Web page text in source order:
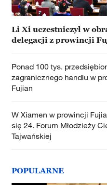
Li Xi uczestniczył w
delegacji z prowincji
Ponad 100 tys.
zagranicznego handlu w
Fujian
W Xiamen w prowincji
się 24. Forum Młodzieży
Tajwańskiej
POPULARNE